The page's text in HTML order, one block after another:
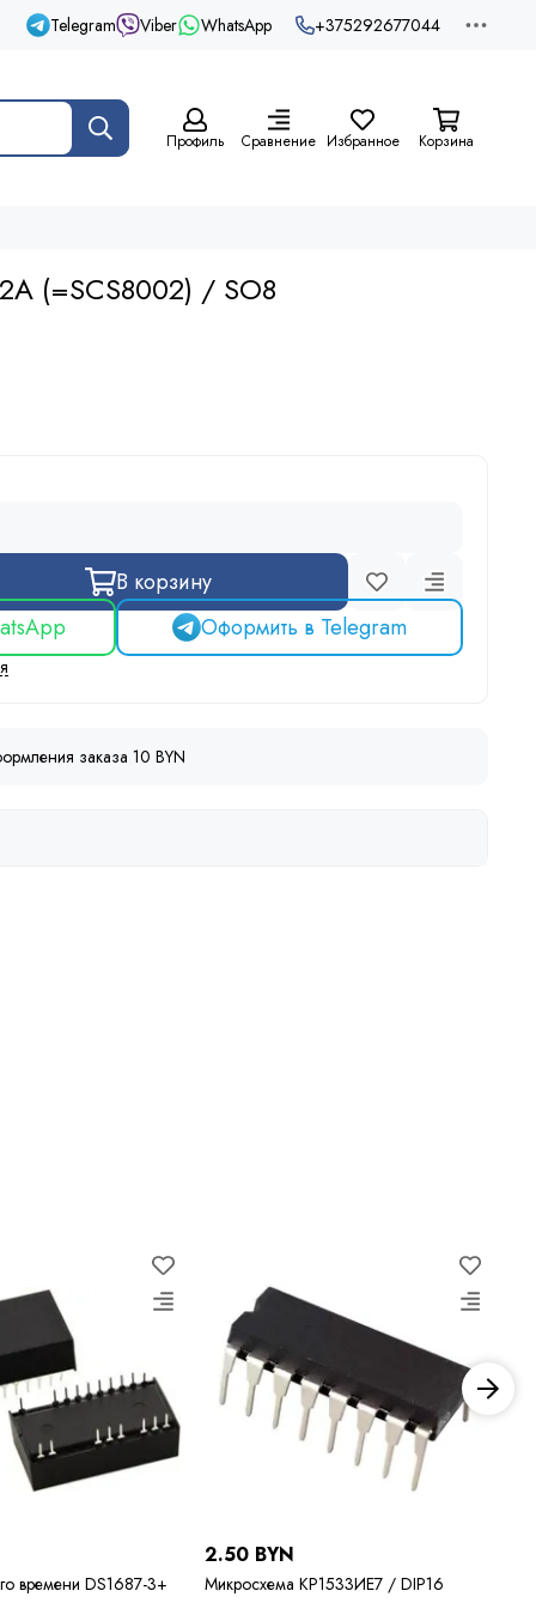
Telegram Viber WhatsApp +375292677044
Профиль Сравнение Избранное Корзина
(=SCS8002) / SO8
В корзину
Оформить в Telegram
заказа 10 BYN
времени DS1687-3+
2.50 BYN
Микросхема КР1533ИЕ7 / DIP16